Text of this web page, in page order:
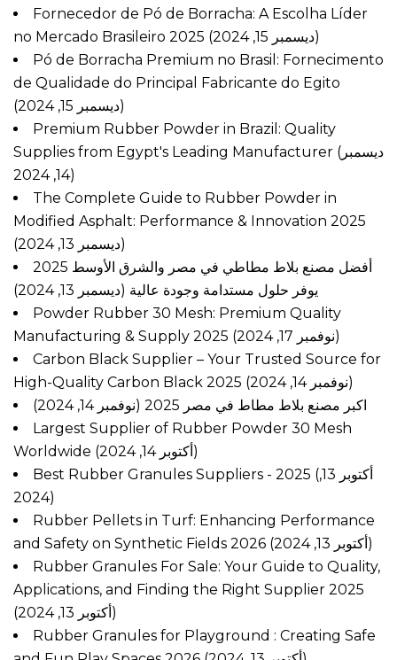
Fornecedor de Pó de Borracha: A Escolha Líder
no Mercado Brasileiro 2025
(ديسمبر 15, 2024)
Pó de Borracha Premium no Brasil: Fornecimento
de Qualidade do Principal Fabricante do Egito
(ديسمبر 15, 2024)
Premium Rubber Powder in Brazil: Quality
Supplies from Egypt's Leading Manufacturer (ديسمبر
14, 2024)
The Complete Guide to Rubber Powder in
Modified Asphalt: Performance & Innovation 2025
(ديسمبر 13, 2024)
أفضل مصنع بلاط مطاطي في مصر والشرق الأوسط 2025
يوفر حلول مستدامة وجودة عالية (ديسمبر 13, 2024)
Powder Rubber 30 Mesh: Premium Quality
Manufacturing & Supply 2025
(نوفمبر 17, 2024)
Carbon Black Supplier – Your Trusted Source for
High-Quality Carbon Black 2025
(نوفمبر 14, 2024)
اكبر مصنع بلاط مطاط في مصر 2025
(نوفمبر 14, 2024)
Largest Supplier of Rubber Powder 30 Mesh
Worldwide
(أكتوبر 14, 2024)
Best Rubber Granules Suppliers - 2025 (أكتوبر 13,
2024)
Rubber Pellets in Turf: Enhancing Performance
and Safety on Synthetic Fields 2026
(أكتوبر 13, 2024)
Rubber Granules For Sale: Your Guide to Quality,
Applications, and Finding the Right Supplier 2025
(أكتوبر 13, 2024)
Rubber Granules for Playground : Creating Safe